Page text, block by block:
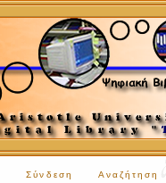
Σύνδεση Αναζήτηση